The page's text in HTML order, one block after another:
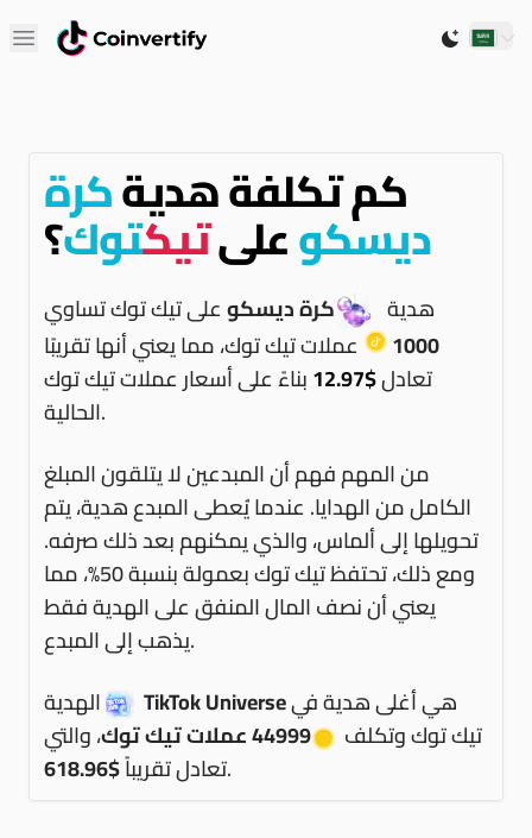
Open main menu Switch
كم تكلفة هديةكرة
ديسكوعلىتيكتوك؟
هدية كرة ديسكوعلى تيك توك تساوي
1000
عملات تيك توك، مما يعني أنها تقريبًا
تعادل$12.97
بناءً على أسعار عملات تيك توك
الحالية.
من المهم فهم أن المبدعين لا يتلقون المبلغ
الكامل من الهدايا. عندما يُعطى المبدع هدية، يتم
تحويلها إلى ألماس، والذي يمكنهم بعد ذلك صرفه.
ومع ذلك، تحتفظ تيك توك بعمولة بنسبة 50%، مما
يعني أن نصف المال المنفق على الهدية فقط
يذهب إلى المبدع.
TikTok Universe
تيك توك وتكلف
44999 عملات تيك توك
، والتي
تعادل تقريباً$618.96 .